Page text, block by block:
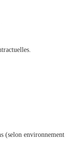
(selon environnement